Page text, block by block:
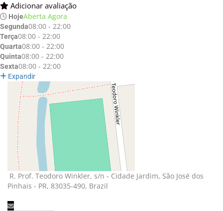
Adicionar avaliação
HojeAberta Agora
Segunda08:00 - 22:00
Terça08:00 - 22:00
Quarta08:00 - 22:00
Quinta08:00 - 22:00
Sexta08:00 - 22:00
Expandir
R. Prof. Teodoro Winkler, s/n - Cidade Jardim, São José dos
Pinhais - PR, 83035-490, Brazil